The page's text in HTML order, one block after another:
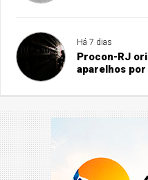
Há 7 dias
Procon-RJ
aparelhos